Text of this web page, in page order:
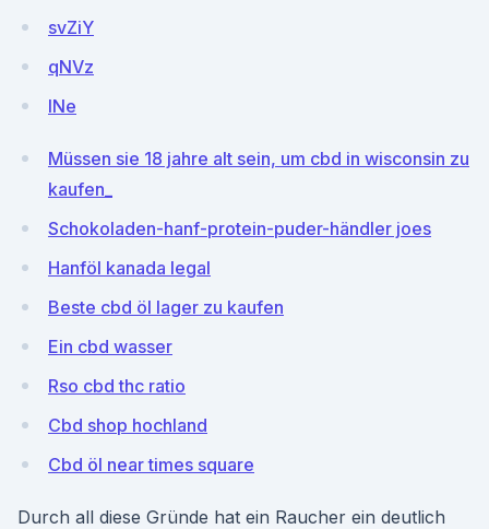
svZiY
qNVz
INe
Müssen sie 18 jahre alt sein, um cbd in wisconsin zu
kaufen_
Schokoladen-hanf-protein-puder-händler joes
Hanföl kanada legal
Beste cbd öl lager zu kaufen
Ein cbd wasser
Rso cbd thc ratio
Cbd shop hochland
Cbd öl near times square
Durch all diese Gründe hat ein Raucher ein deutlich